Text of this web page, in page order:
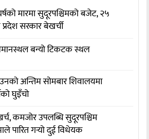
मारमा सुदूरपश्चिमको बजेट, २५
सरकार बेखर्ची
बन्यो टिकटक स्थल
अन्तिम सोमबार शिवालयमा
घुइँचो
कमजोर उपलब्धि सुदूरपश्चिम
पारित गर्‍यो दुई विधेयक